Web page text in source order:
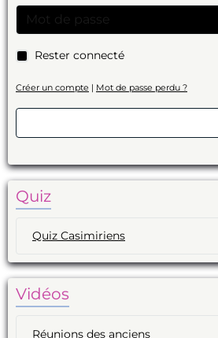
Rester connecté
Créer un compte | Mot de passe perdu ?
Quiz
Quiz Casimiriens
Vidéos
Réunions des anciens